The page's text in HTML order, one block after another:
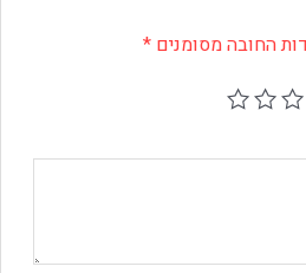
מסומנים*